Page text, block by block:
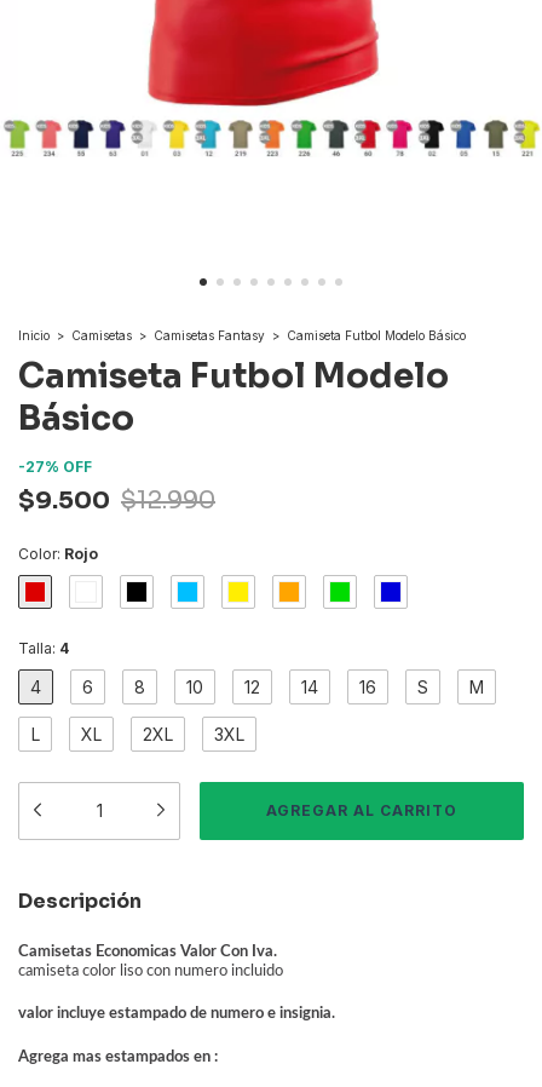
Inicio > Camisetas > Camisetas Fantasy > Camiseta Futbol Modelo Básico
Camiseta Futbol Modelo
Básico
-27% OFF
$9.500 $12.990
Color: Rojo
Talla: 4
4 6 8 10 12 14 16 S M
L XL 2XL 3XL
Descripción
Camisetas Economicas Valor Con Iva.
camiseta color liso con numero incluido
valor incluye estampado de numero e insignia.
Agrega mas estampados en :